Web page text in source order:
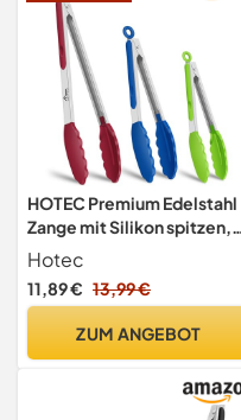
HOTEC Premium Edelstahl
Zange mit Silikon spitzen,
Küchenzange Grillzange set
of 3–18cm, 23cm und 30.5
cm
Hotec
11,89 € 13,99 €
ZUM ANGEBOT